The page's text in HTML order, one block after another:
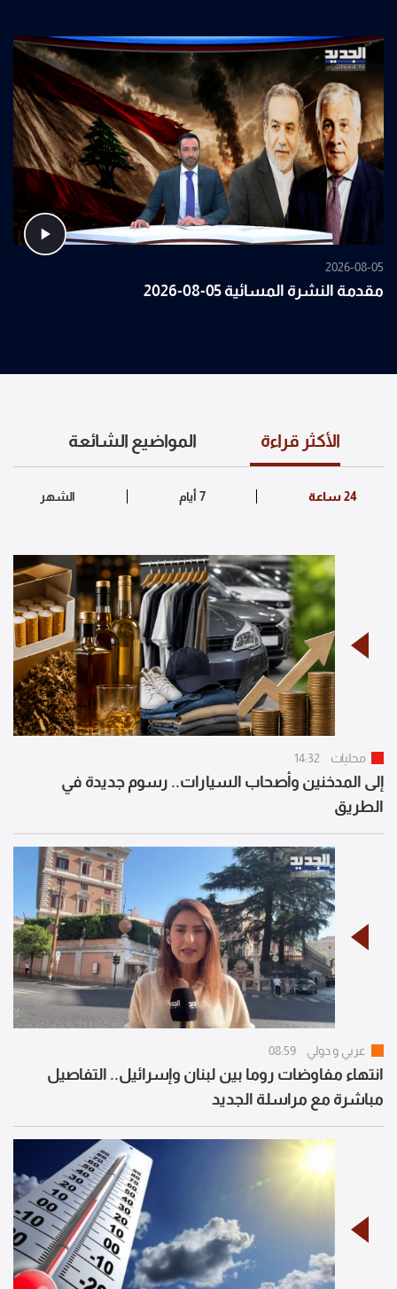
2026-08-05
مقدمة النشرة المسائية 05-08-2026
الأكثر قراءة المواضيع الشائعة
محليات 14:32
إلى المدخنين وأصحاب السيارات.. رسوم جديدة في
الطريق
عربي و دولي 08:59
انتهاء مفاوضات روما بين لبنان وإسرائيل.. التفاصيل
مباشرة مع مراسلة الجديد